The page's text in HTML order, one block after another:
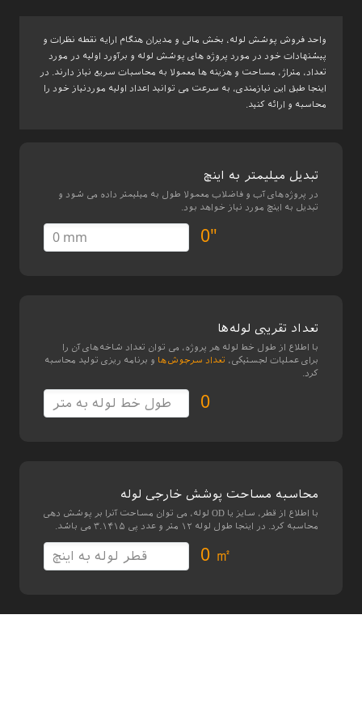
واحد فروش پوشش لوله، بخش مالی و مدیران هنگام ارایه نقطه نظرات و
پیشنهادات خود در مورد پروژه های پوشش لوله و برآورد اولیه در مورد
تعداد، متراژ، مساحت و هزینه ها معمولا به محاسبات سریع نیاز دارند. در
اینجا طبق این نیازمندی، به سرعت می توانید اعداد اولیه موردنیاز خود را
محاسبه و ارائه کنید.
تبدیل میلیمتر به اینچ
در پروژه‌های آب و فاضلاب معمولا طول به میلیمتر داده می شود و
تبدیل به اینچ مورد نیاز خواهد بود.
0"
تعداد تقریبی لوله‌ها
با اطلاع از طول خط لوله هر پروژه، می توان تعداد شاخه‌های آن را
برای عملیات لجستیکی، تعداد سرجوش‌ها و برنامه ریزی تولید محاسبه
کرد.
0
محاسبه مساحت پوشش خارجی لوله
با اطلاع از قطر، سایز یا OD لوله، می توان مساحت آنرا بر پوشش دهی
محاسبه کرد. در اینجا طول لوله ۱۲ متر و عدد پی ۳.۱۴۱۵ می باشد.
0 ㎡